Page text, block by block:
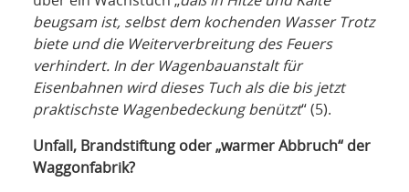
beugsam ist, selbst dem kochenden Wasser Trotz
biete und die Weiterverbreitung des Feuers
verhindert. In der Wagenbauanstalt für
Eisenbahnen wird dieses Tuch als die bis jetzt
praktischste Wagenbedeckung benützt“ (5).
Unfall, Brandstiftung oder „warmer Abbruch“ der
Waggonfabrik?